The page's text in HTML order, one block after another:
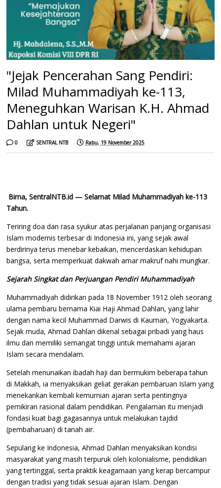
"Jejak Pencerahan Sang Pendiri:
Milad Muhammadiyah ke-113,
Meneguhkan Warisan K.H. Ahmad
Dahlan untuk Negeri"
0 SENTRAL NTB Rabu, 19 November 2025
Bima, SentralNTB.id — Selamat Milad Muhammadiyah ke-113
Tahun.
Teriring doa dan rasa syukur atas perjalanan panjang organisasi
Islam modernis terbesar di Indonesia ini, yang sejak awal
berdirinya terus menebar kebaikan, mencerdaskan kehidupan
bangsa, serta memperkuat dakwah amar makruf nahi mungkar.
Sejarah Singkat dan Perjuangan Pendiri Muhammadiyah
Muhammadiyah didirikan pada 18 November 1912 oleh seorang
ulama pembaru bernama Kiai Haji Ahmad Dahlan, yang lahir
dengan nama kecil Muhammad Darwis di Kauman, Yogyakarta.
Sejak muda, Ahmad Dahlan dikenal sebagai pribadi yang haus
ilmu dan memiliki semangat tinggi untuk memahami ajaran
Islam secara mendalam.
Setelah menunaikan ibadah haji dan bermukim beberapa tahun
di Makkah, ia menyaksikan geliat gerakan pembaruan Islam yang
menekankan kembali kemurnian ajaran serta pentingnya
pemikiran rasional dalam pendidikan. Pengalaman itu menjadi
fondasi kuat bagi gagasannya untuk melakukan tajdid
(pembaharuan) di tanah air.
Sepulang ke Indonesia, Ahmad Dahlan menyaksikan kondisi
masyarakat yang masih terpuruk oleh kolonialisme, pendidikan
yang tertinggal, serta praktik keagamaan yang kerap bercampur
dengan tradisi yang tidak sesuai ajaran Islam. Dengan